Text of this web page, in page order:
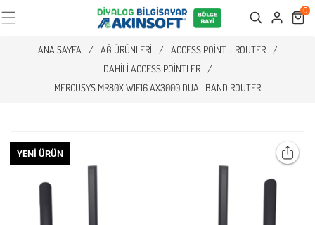
Search Cart
0
ANA SAYFA / AĞ ÜRÜNLERI / ACCESS POINT - ROUTER
/
DAHILI ACCESS POINTLER
/
MERCUSYS MR80X WIFI6 AX3000 DUAL BAND ROUTER
YENI ÜRÜN